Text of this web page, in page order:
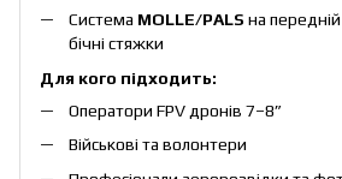
Система MOLLE/PALS на передній
бічні стяжки
Для кого підходить:
Оператори FPV дронів 7–8”
Військові та волонтери